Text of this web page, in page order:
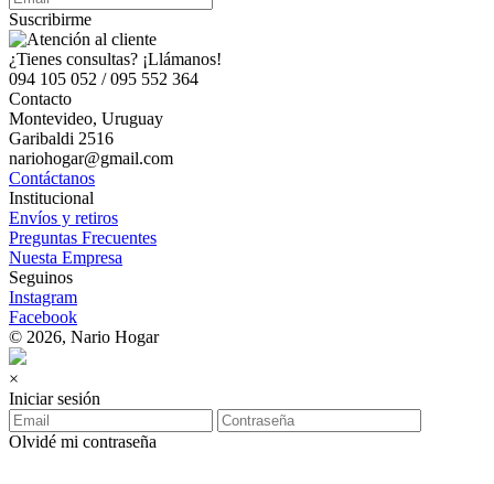
Suscribirme
¿Tienes consultas? ¡Llámanos!
094 105 052 / 095 552 364
Contacto
Montevideo, Uruguay
Garibaldi 2516
nariohogar@gmail.com
Contáctanos
Institucional
Envíos y retiros
Preguntas Frecuentes
Nuesta Empresa
Seguinos
Instagram
Facebook
© 2026, Nario Hogar
×
Iniciar sesión
Olvidé mi contraseña